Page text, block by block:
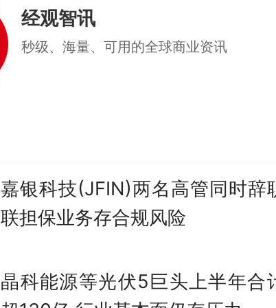
经观智讯
秒级、海量、可用的全球商业资讯
嘉银科技(JFIN)两名高管同时辞
联担保业务存合规风险
晶科能源等光伏5巨头上半年合